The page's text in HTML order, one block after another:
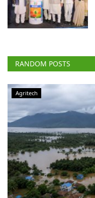
RANDOM POSTS
Agritech